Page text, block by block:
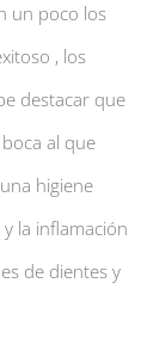
un poco los
, los
destacar que
al que
higiene
la inflamación
de dientes y